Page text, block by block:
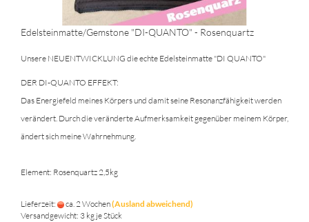
Edelsteinmatte/Gemstone "DI-QUANTO" - Rosenquartz
Unsere NEUENTWICKLUNG die echte Edelsteinmatte "DI QUANTO"
DER DI-QUANTO EFFEKT:
Das Energiefeld meines Körpers und damit seine Resonanzfähigkeit werden
verändert. Durch die veränderte Aufmerksamkeit gegenüber meinem Körper,
ändert sich meine Wahrnehmung.
Element: Rosenquartz 2,5kg
Lieferzeit: ca. 2 Wochen(Ausland abweichend)
Versandgewicht: 3 kg je Stück